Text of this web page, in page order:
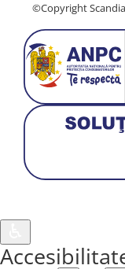
©Copyright